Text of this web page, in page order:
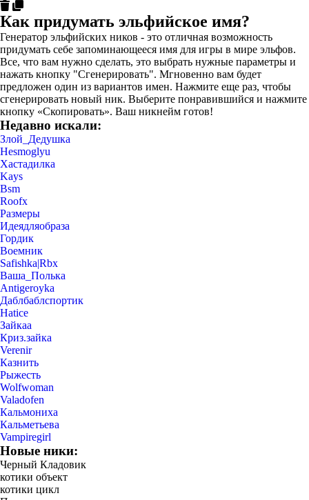
Как придумать эльфийское имя?
Генератор эльфийских ников - это отличная возможность
придумать себе запоминающееся имя для игры в мире эльфов.
Все, что вам нужно сделать, это выбрать нужные параметры и
нажать кнопку "Сгенерировать". Мгновенно вам будет
предложен один из вариантов имен. Нажмите еще раз, чтобы
сгенерировать новый ник. Выберите понравившийся и нажмите
кнопку «Скопировать». Ваш никнейм готов!
Недавно искали:
Злой_Дедушка
Hesmoglyu
Хастадилка
Kays
Bsm
Roofx
Размеры
Идеядляобраза
Гордик
Воемник
Safishka|Rbx
Ваша_Полька
Antigeroyka
Даблбаблспортик
Hatice
Зайкаа
Криз.зайка
Verenir
Казнить
Рыжесть
Wolfwoman
Valadofen
Кальмониха
Кальметьева
Vampiregirl
Новые ники:
Черный Кладовик
котики объект
котики цикл